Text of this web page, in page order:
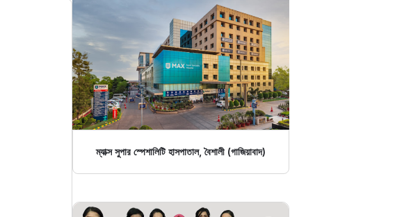
ম্যাক্স সুপার স্পেশালিটি হাসপাতাল, বৈশালী (গাজিয়াবাদ)